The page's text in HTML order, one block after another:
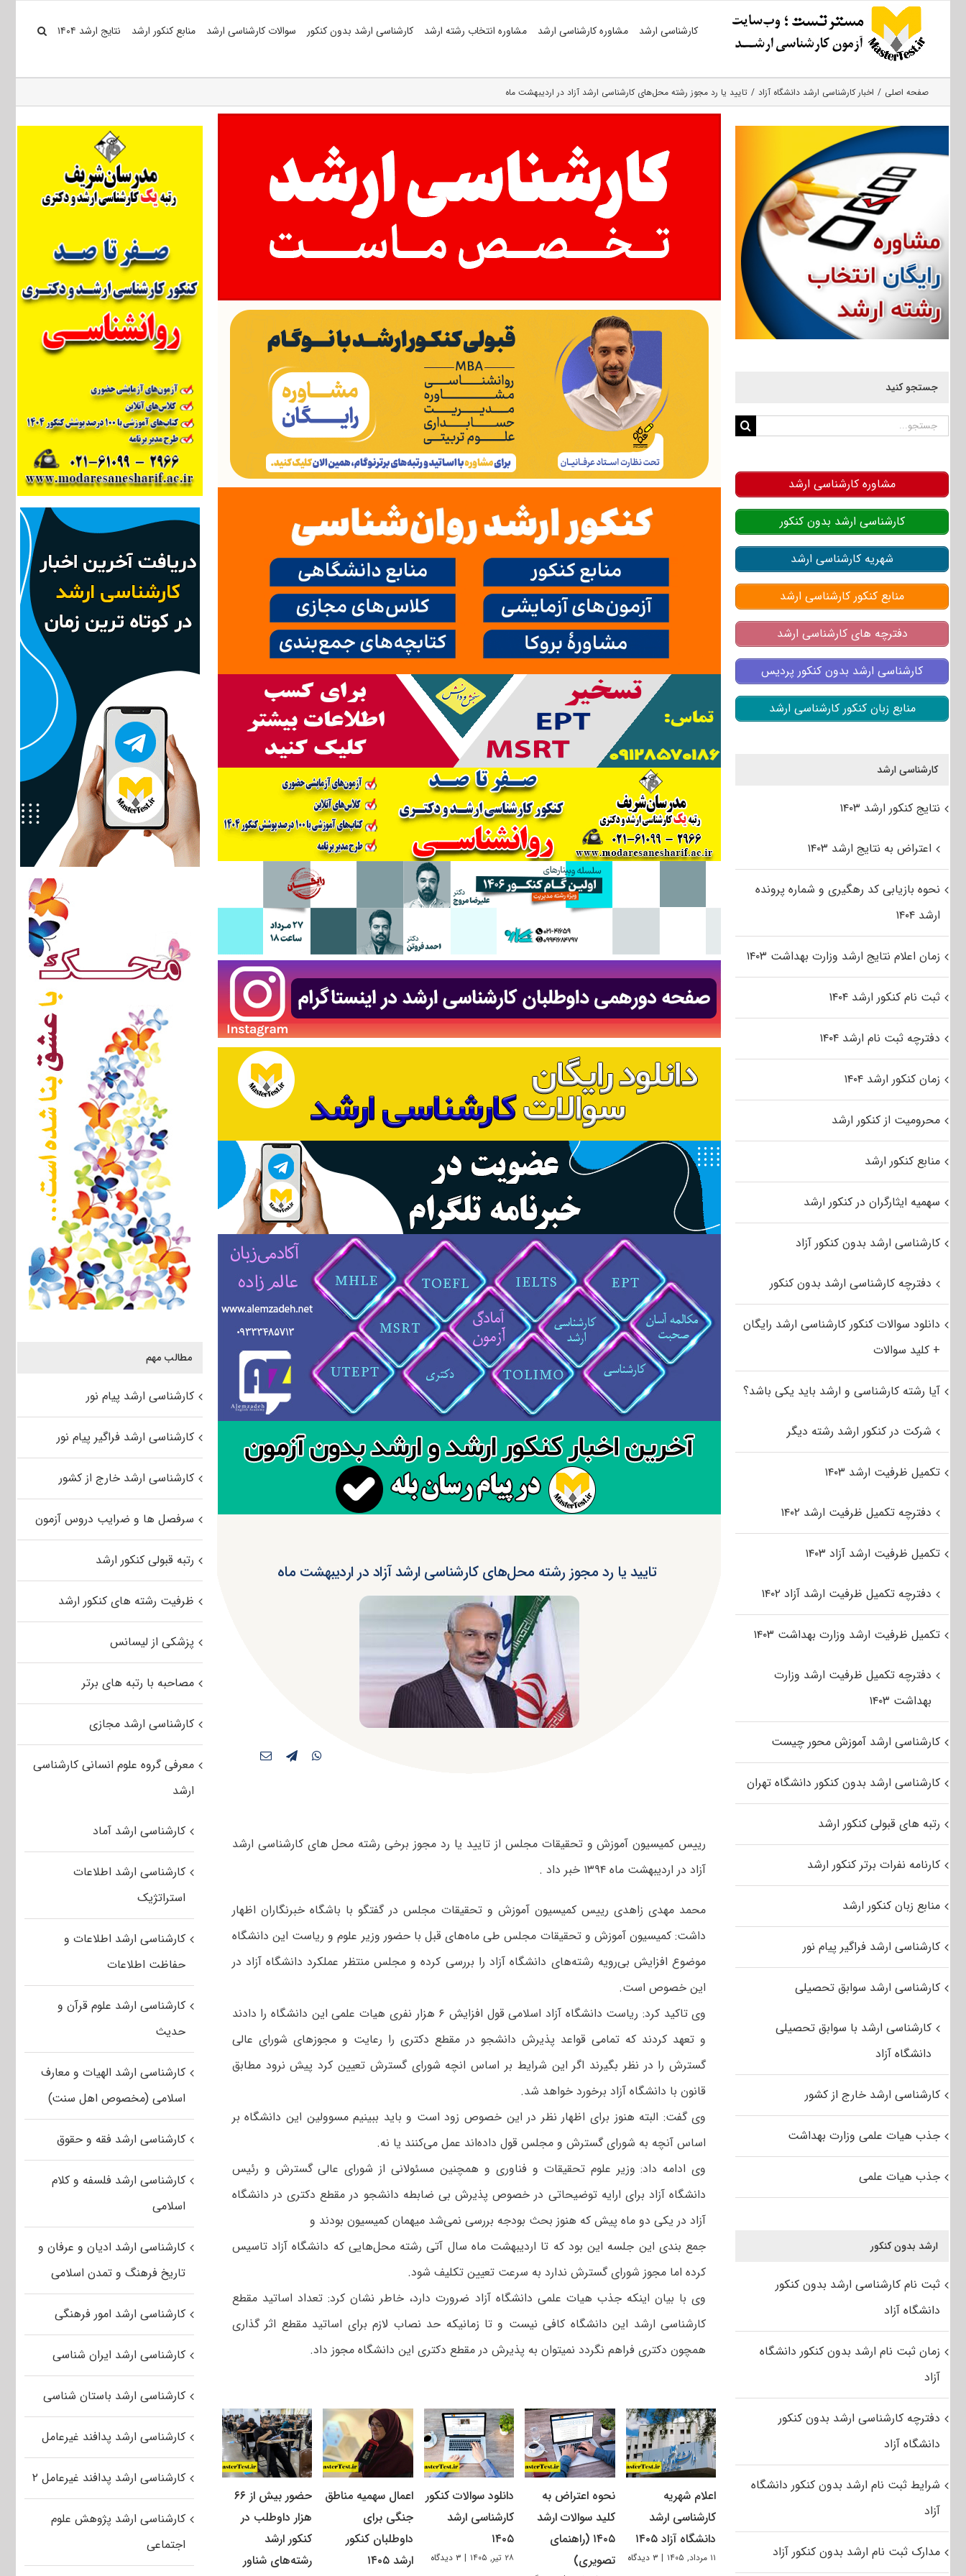
کارشناسی ارشد مشاوره کارشناسی ارشد مشاوره انتخاب رشته ارشد کارشناسی ارشد بدون کنکور سوالات کارشناسی ارشد منابع کنکور ارشد نتایج ارشد ۱۴۰۴
صفحه اصلی اخبار کارشناسی ارشد دانشگاه آزاد تایید یا رد مجوز رشته محل‌های کارشناسی ارشد آزاد در اردیبهشت ماه
تایید یا رد مجوز رشته محل‌های کارشناسی ارشد آزاد در اردیبهشت ماه
رییس کمیسیون آموزش و تحقیقات مجلس از تایید یا رد مجوز برخی رشته محل های کارشناسی ارشد
آزاد در اردیبهشت ماه ۱۳۹۴ خبر داد .
محمد مهدی زاهدی رییس کمیسیون آموزش و تحقیقات مجلس در گفتگو با باشگاه خبرنگاران اظهار
داشت: کمیسیون آموزش و تحقیقات مجلس طی ماه‌های قبل با حضور وزیر علوم و ریاست این دانشگاه
موضوع افزایش بی‌رویه رشته‌های دانشگاه آزاد را بررسی کرده و مجلس منتظر عملکرد دانشگاه آزاد در
این خصوص است.
وی تاکید کرد: ریاست دانشگاه آزاد اسلامی قول افزایش ۶ هزار نفری هیات علمی این دانشگاه را دادند
و تعهد کردند که تمامی قواعد پذیرش دانشجو در مقطع دکتری را رعایت و مجوزهای شورای عالی
گسترش را در نظر بگیرند اگر این شرایط بر اساس انچه شورای گسترش تعیین کرد پیش نرود مطابق
قانون با دانشگاه آزاد برخورد خواهد شد.
وی گفت: البته هنوز برای اظهار نظر در این خصوص زود است و باید ببینیم مسوولین این دانشگاه بر
اساس آنچه به شورای گسترش و مجلس قول داده‌اند عمل می‌کنند یا نه.
وی ادامه داد: وزیر علوم تحقیقات و فناوری و همچنین مسئولانی از شورای عالی گسترش و رئیس
دانشگاه آزاد برای ارایه توضیحاتی در خصوص پذیرش بی ضابطه دانشجو در مقطع دکتری در دانشگاه
آزاد در یکی دو ماه پیش که هنوز بحث بودجه بررسی نمی‌شد میهمان کمیسیون بودند و
جمع بندی این جلسه این بود که تا اردیبهشت ماه سال آتی رشته‌ محل‌هایی که دانشگاه آزاد تاسیس
کرده اما مجوز شورای گسترش ندارد به سرعت تعیین تکلیف شود.
وی با بیان اینکه جذب هیات علمی دانشگاه آزاد ضرورت دارد، خاطر نشان کرد: تعداد اساتید مقطع
کارشناسی ارشد این دانشگاه کافی نیست و تا زمانیکه حد نصاب لازم برای اساتید مقطع اثر گذاری
همچون دکتری فراهم نگردد نمیتوان به پذیرش در مقطع دکتری این دانشگاه مجوز داد.
اعلام شهریه
کارشناسی ارشد
دانشگاه آزاد ۱۴۰۵
۱۱ مرداد, ۱۴۰۵ | ۳ دیدگاه
نحوه اعتراض به
کلید سوالات ارشد
۱۴۰۵ (راهنمای
تصویری)
دانلود سوالات کنکور
کارشناسی ارشد
۱۴۰۵
۲۸ تیر, ۱۴۰۵ | ۳ دیدگاه
اعمال سهمیه مناطق
جنگی برای
داوطلبان کنکور
ارشد ۱۴۰۵
حضور بیش از ۶۶
هزار داوطلب در
کنکور ارشد
رشته‌های شناور
مطالب مهم
کارشناسی ارشد پیام نور
کارشناسی ارشد فراگیر پیام نور
کارشناسی ارشد خارج از کشور
سرفصل ها و ضرایب دروس آزمون
رتبه قبولی کنکور ارشد
ظرفیت رشته های کنکور ارشد
پزشکی از لیسانس
مصاحبه با رتبه های برتر
کارشناسی ارشد مجازی
معرفی گروه علوم انسانی کارشناسی
ارشد
کارشناسی ارشد آماد
کارشناسی ارشد اطلاعات
استراتژیک
کارشناسی ارشد اطلاعات و
حفاظت اطلاعات
کارشناسی ارشد علوم قرآن و
حدیث
کارشناسی ارشد الهیات و معارف
اسلامی (مخصوص اهل سنت)
کارشناسی ارشد فقه و حقوق
کارشناسی ارشد فلسفه و کلام
اسلامی
کارشناسی ارشد ادیان و عرفان و
تاریخ فرهنگ و تمدن اسلامی
کارشناسی ارشد امور فرهنگی
کارشناسی ارشد ایران شناسی
کارشناسی ارشد باستان شناسی
کارشناسی ارشد پدافند غیرعامل
کارشناسی ارشد پدافند غیرعامل ۲
کارشناسی ارشد پژوهش علوم
اجتماعی
جستجو کنید
جستجو
مشاوره کارشناسی ارشد
کارشناسی ارشد بدون کنکور
شهریه کارشناسی ارشد
منابع کنکور کارشناسی ارشد
دفترچه های کارشناسی ارشد
کارشناسی ارشد بدون کنکور پردیس
منابع زبان کنکور کارشناسی ارشد
کارشناسی ارشد
نتایج کنکور ارشد ۱۴۰۳
اعتراض به نتایج ارشد ۱۴۰۳
نحوه بازیابی کد رهگیری و شماره پرونده
ارشد ۱۴۰۴
زمان اعلام نتایج ارشد وزارت بهداشت ۱۴۰۳
ثبت نام کنکور ارشد ۱۴۰۴
دفترچه ثبت نام ارشد ۱۴۰۴
زمان کنکور ارشد ۱۴۰۴
محرومیت از کنکور ارشد
منابع کنکور ارشد
سهمیه ایثارگران در کنکور ارشد
کارشناسی ارشد بدون کنکور آزاد
دفترچه کارشناسی ارشد بدون کنکور
دانلود سوالات کنکور کارشناسی ارشد رایگان
+ کلید سوالات
آیا رشته کارشناسی و ارشد باید یکی باشد؟
شرکت در کنکور ارشد رشته دیگر
تکمیل ظرفیت ارشد ۱۴۰۳
دفترچه تکمیل ظرفیت ارشد ۱۴۰۲
تکمیل ظرفیت ارشد آزاد ۱۴۰۳
دفترچه تکمیل ظرفیت ارشد آزاد ۱۴۰۲
تکمیل ظرفیت ارشد وزارت بهداشت ۱۴۰۳
دفترچه تکمیل ظرفیت ارشد وزارت
بهداشت ۱۴۰۳
کارشناسی ارشد آموزش محور چیست
کارشناسی ارشد بدون کنکور دانشگاه تهران
رتبه های قبولی کنکور ارشد
کارنامه نفرات برتر کنکور ارشد
منابع زبان کنکور ارشد
کارشناسی ارشد فراگیر پیام نور
کارشناسی ارشد سوابق تحصیلی
کارشناسی ارشد با سوابق تحصیلی
دانشگاه آزاد
کارشناسی ارشد خارج از کشور
جذب هیات علمی وزارت بهداشت
جذب هیات علمی
ارشد بدون کنکور
ثبت نام کارشناسی ارشد بدون کنکور
دانشگاه آزاد
زمان ثبت نام ارشد بدون کنکور دانشگاه
آزاد
دفترچه کارشناسی ارشد بدون کنکور
دانشگاه آزاد
شرایط ثبت نام ارشد بدون کنکور دانشگاه
آزاد
مدارک ثبت نام ارشد بدون کنکور آزاد